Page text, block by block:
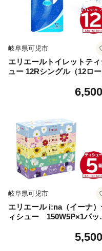
岐阜県可児市
エリエールトイレットティ
ュー 12Rシングル（12ロ
ーパー 香り付き 55m巻 日
トック パルプ100％ 岐阜県
可児市 】
6,500
岐阜県可児市
エリエール i:na（イーナ）
ィシュー 150W5P×1パッ
5,500